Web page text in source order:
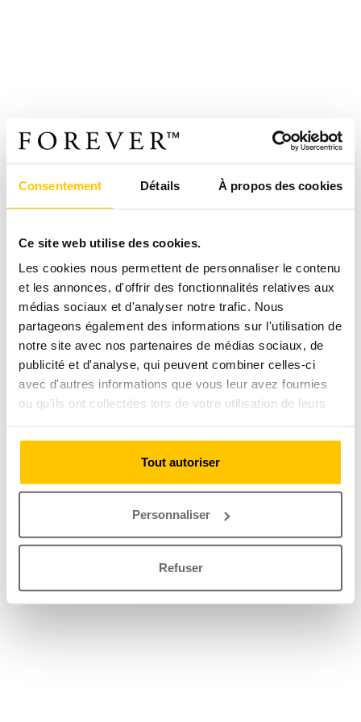
Consentement Détails À propos des cookies
Ce site web utilise des cookies.
Les cookies nous permettent de personnaliser le contenu
et les annonces, d'offrir des fonctionnalités relatives aux
médias sociaux et d'analyser notre trafic. Nous
partageons également des informations sur l'utilisation de
notre site avec nos partenaires de médias sociaux, de
publicité et d'analyse, qui peuvent combiner celles-ci
avec d'autres informations que vous leur avez fournies
ou qu'ils ont collectées lors de votre utilisation de leurs
Tout autoriser
Personnaliser
Refuser